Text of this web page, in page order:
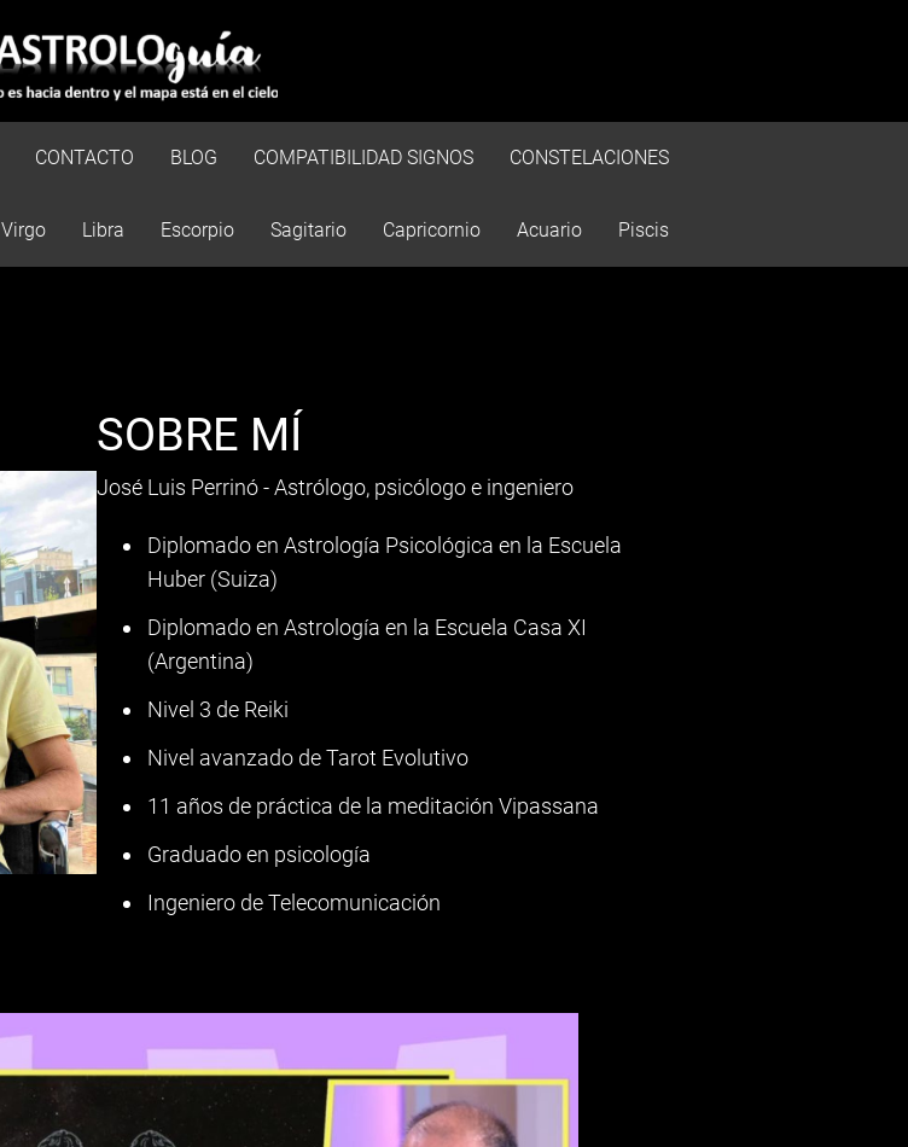
CONTACTO BLOG COMPATIBILIDAD SIGNOS CONSTELACIONES
Virgo Libra Escorpio Sagitario Capricornio Acuario Piscis
SOBRE MÍ
José Luis Perrinó - Astrólogo, psicólogo e ingeniero
Diplomado en Astrología Psicológica en la Escuela
Huber (Suiza)
Diplomado en Astrología en la Escuela Casa XI
(Argentina)
Nivel 3 de Reiki
Nivel avanzado de Tarot Evolutivo
11 años de práctica de la meditación Vipassana
Graduado en psicología
Ingeniero de Telecomunicación